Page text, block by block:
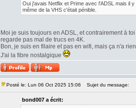
Oui j'avais Netflix et Prime avec l'ADSL mais il
même de la VHS c'était pénible.
Moi je suis toujours en ADSL, et contrairement à
regarde pas mal de trucs en 4K.
Bon, je suis en filaire et pas en wifi, mais ça n'a
J'ai la fibre nostalgique
Posté le: Lun 06 Oct 2025 15:06 Sujet du message:
bond007 a écrit: